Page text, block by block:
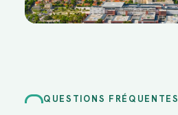
QUESTIONS FRÉQUENTES